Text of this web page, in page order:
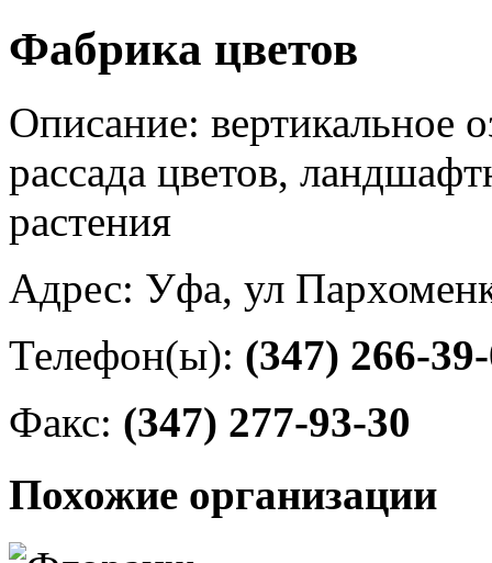
Фабрика цветов
Описание: вертикальное
рассада цветов,
растения
Адрес: Уфа, ул
Телефон(ы): (347) 266-
Факс: (347) 277-93-30
Похожие организации